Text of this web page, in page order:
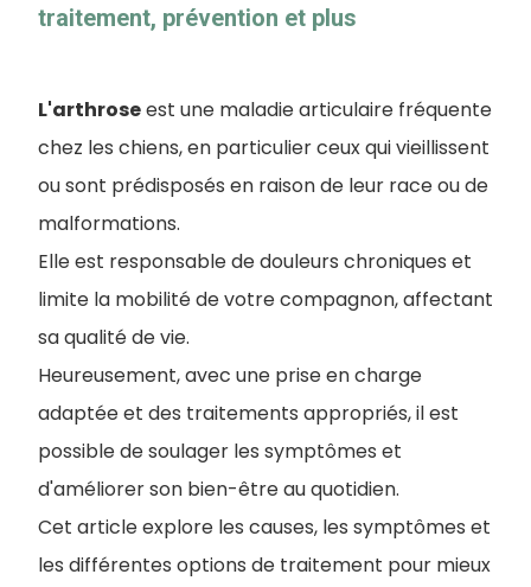
traitement, prévention et plus
L'arthroseest une maladie articulaire fréquente
chez les chiens, en particulier ceux qui vieillissent
ou sont prédisposés en raison de leur race ou de
malformations.
Elle est responsable de douleurs chroniques et
limite la mobilité de votre compagnon, affectant
sa qualité de vie.
Heureusement, avec une prise en charge
adaptée et des traitements appropriés, il est
possible de soulager les symptômes et
d'améliorer son bien-être au quotidien.
Cet article explore les causes, les symptômes et
les différentes options de traitement pour mieux